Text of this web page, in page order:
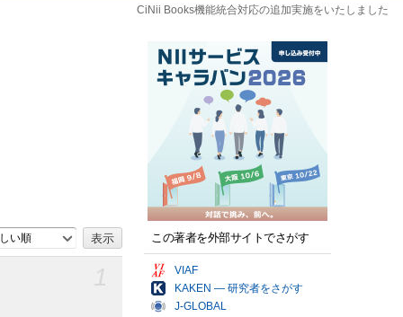
CiNii Books機能統合対応の追加実施をいたしました
い順 この著者を外部サイトでさがす
VIAF
KAKEN — 研究者をさがす
J-GLOBAL